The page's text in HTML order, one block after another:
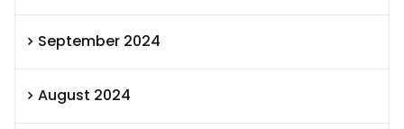
September 2024
August 2024